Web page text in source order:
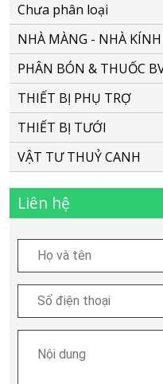
Chưa phân loại
NHÀ MÀNG - NHÀ KÍNH
PHÂN BÓN & THUỐC
THIẾT BỊ PHỤ TRỢ
THIẾT BỊ TƯỚI
VẬT TƯ THUỶ CANH
Liên hệ